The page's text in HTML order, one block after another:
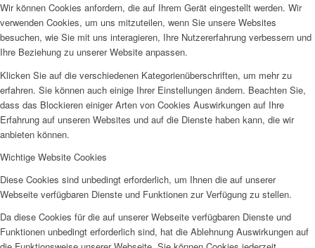
Wir können Cookies anfordern, die auf Ihrem Gerät eingestellt werden. Wir
verwenden Cookies, um uns mitzuteilen, wenn Sie unsere Websites
besuchen, wie Sie mit uns interagieren, Ihre Nutzererfahrung verbessern und
Ihre Beziehung zu unserer Website anpassen.
Klicken Sie auf die verschiedenen Kategorienüberschriften, um mehr zu
erfahren. Sie können auch einige Ihrer Einstellungen ändern. Beachten Sie,
dass das Blockieren einiger Arten von Cookies Auswirkungen auf Ihre
Erfahrung auf unseren Websites und auf die Dienste haben kann, die wir
anbieten können.
Wichtige Website Cookies
Diese Cookies sind unbedingt erforderlich, um Ihnen die auf unserer
Webseite verfügbaren Dienste und Funktionen zur Verfügung zu stellen.
Da diese Cookies für die auf unserer Webseite verfügbaren Dienste und
Funktionen unbedingt erforderlich sind, hat die Ablehnung Auswirkungen auf